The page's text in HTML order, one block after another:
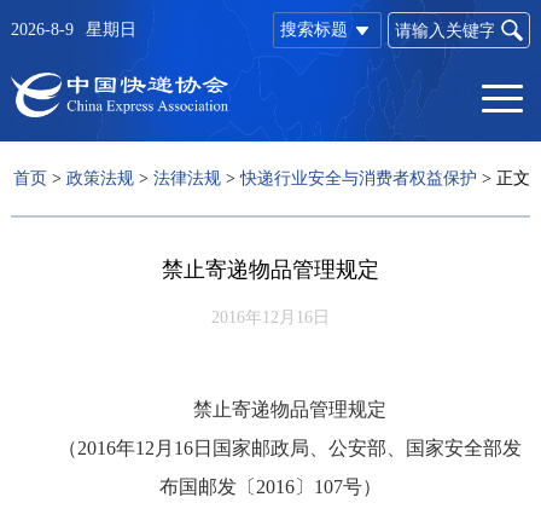
搜索标题
2026-8-9 星期日
首页 >政策法规 >法律法规 >快递行业安全与消费者权益保护 > 正文
禁止寄递物品管理规定
2016年12月16日
禁止寄递物品管理规定
（2016年12月16日国家邮政局、公安部、国家安全部发
布国邮发〔2016〕107号）